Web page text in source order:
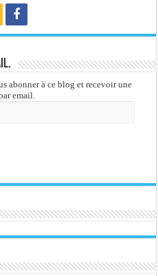
abonner à ce blog et recevoir une
email.